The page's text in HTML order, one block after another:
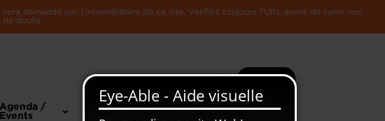
demandé par l'intermédiaire de ce site. Vérifiez toujours l'URL avant de saisir vos
doute.
Recherche Plus
Agenda /
Events
Toute
L'Economie